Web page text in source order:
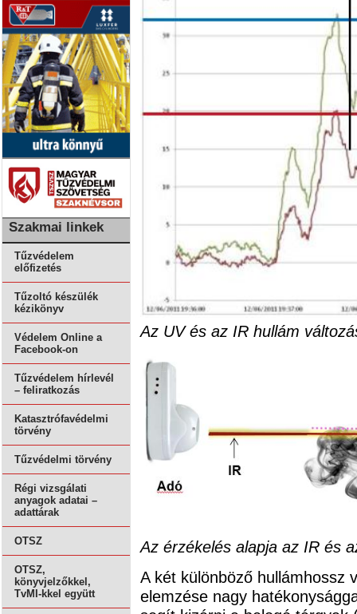
Szakmai linkek
Tűzvédelem
előfizetés
Tűzoltó készülék
kézikönyv
Védelem Online a
Facebook-on
Tűzvédelem hírlevél
– feliratkozás
Katasztrófavédelmi
törvény
Tűzvédelmi törvény
Régi vizsgálati
anyagok adatai –
adattárak
OTSZ
OTSZ,
könyvjelzőkkel,
TvMI-kkel együtt
Az UV és az IR hullám
Az érzékelés alapja az IR és
A két különböző hullámhossz
elemzése nagy